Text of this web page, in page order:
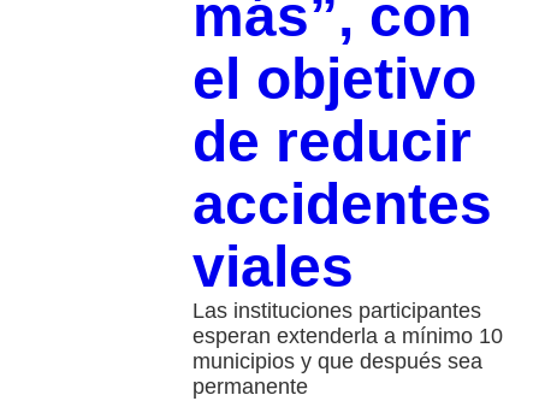
más”, con
el objetivo
de reducir
accidentes
viales
Las instituciones participantes
esperan extenderla a mínimo 10
municipios y que después sea
permanente